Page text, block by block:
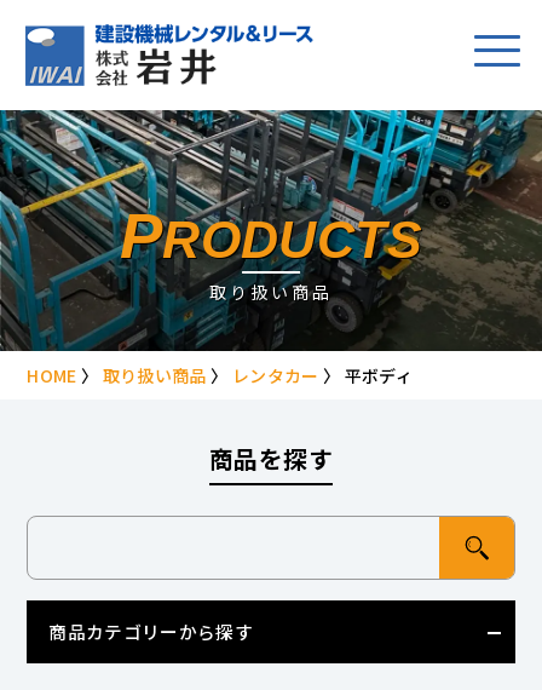
PRODUCTS
取り扱い商品
HOME 〉 取り扱い商品 〉 レンタカー 〉 平ボディ
商品を探す
商品カテゴリーから探す